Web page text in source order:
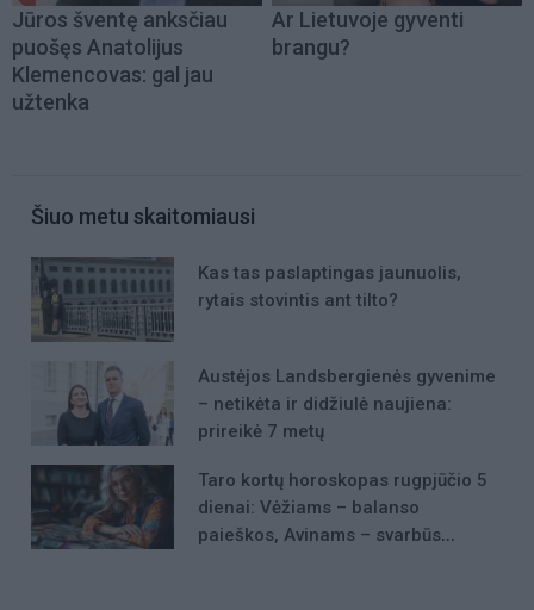
Jūros šventę anksčiau
puošęs Anatolijus
Klemencovas: gal jau
užtenka
Ar Lietuvoje gyventi
brangu?
Šiuo metu skaitomiausi
Kas tas paslaptingas jaunuolis,
rytais stovintis ant tilto?
Austėjos Landsbergienės gyvenime
– netikėta ir didžiulė naujiena:
prireikė 7 metų
Taro kortų horoskopas rugpjūčio 5
dienai: Vėžiams – balanso
paieškos, Avinams – svarbūs